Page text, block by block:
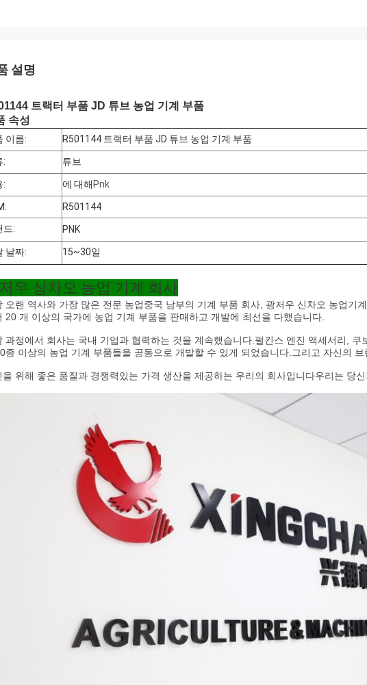
설명
트랙터 부품 JD 튜브 농업 기계 부품
속성
이름: R501144 트랙터 부품 JD 튜브 농업 기계 부품
: 튜브
: 에 대해 Pnk
R501144
드:
PNK
날짜: 15~30일
우 싱차오 농업 기계 회사
오랜 역사와 가장 많은 전문 농업중국 남부의 기계 부품 회사, 광저우 신차오 농업기
20 개 이상의 국가에 농업 기계 부품을 판매하고 개발에 최선을 다했습니다.
과정에서 회사는 국내 기업과 협력하는 것을 계속했습니다. 펄킨스 엔진 액세서리, 쿠
종 이상의 농업 기계 부품들을 공동으로 개발할 수 있게 되었습니다.그리고 자신의 브
을 위해 좋은 품질과 경쟁력있는 가격 생산을 제공하는 우리의 회사입니다우리는 당